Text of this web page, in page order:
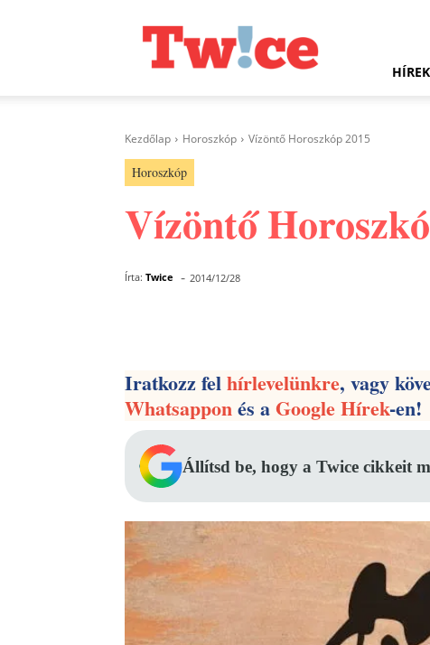
HÍREK
Kezdőlap Horoszkóp Vízöntő Horoszkóp 2015
Horoszkóp
Vízöntő
Írta: Twice - 2014/12/28
Iratkozz felhírlevelünkre, vagy
Whatsapponés aGoogle Hírek-en!
Állítsd be, hogy a Twice cikkeit